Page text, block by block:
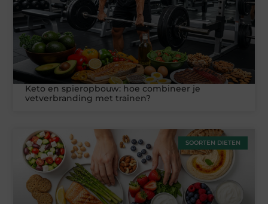
Keto en spieropbouw: hoe combineer je
vetverbranding met trainen?
SOORTEN DIETEN